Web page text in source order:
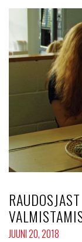
JUUNI 20, 2018